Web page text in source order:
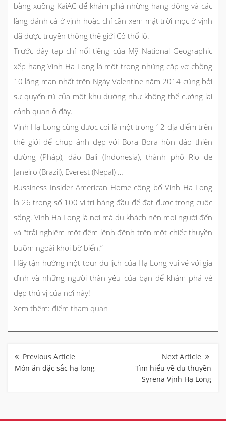
bằng xuồng KaiAC để khám phá những hang động và các
làng đánh cá ở vịnh hoặc chỉ cần xem mặt trời mọc ở vịnh
đã được truyền thông thế giới Cô thổ lộ.
Trước đây tạp chí nổi tiếng của Mỹ National Geographic
xếp hạng Vịnh Hạ Long là một trong những cặp vợ chồng
10 lãng mạn nhất trên Ngày Valentine năm 2014 cũng bởi
sự quyến rũ của một khu dường như không thể cưỡng lại
cảnh quan ở đây.
Vịnh Hạ Long cũng được coi là một trong 12 địa điểm trên
thế giới để chụp ảnh đẹp với Bora Bora hòn đảo thiên
đường (Pháp), đảo Bali (Indonesia), thành phố Rio de
Janeiro (Brazil), Everest (Nepal) …
Bussiness Insider American Home công bố Vịnh Hạ Long
là 26 trong số 100 vị trí hàng đầu để đạt được trong cuộc
sống. Vịnh Hạ Long là nơi mà du khách nên mọi người đến
và “trải nghiệm một đêm lênh đênh trên một chiếc thuyền
buồm ngoài khơi bờ biển.”
Hãy tận hưởng một tour du lịch của Hạ Long vui vẻ với gia
đình và những người thân yêu của bạn để khám phá vẻ
đẹp thú vị của nơi này!
Xem thêm: điểm tham quan
hướng
bài
viết
Món ăn đặc sắc hạ long
Tìm hiểu về du thuyền
Syrena Vịnh Hạ Long